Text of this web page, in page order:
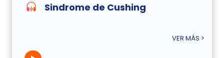
Sindrome de Cushing
VER MÁS >